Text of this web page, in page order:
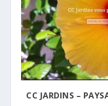
CC JARDINS –